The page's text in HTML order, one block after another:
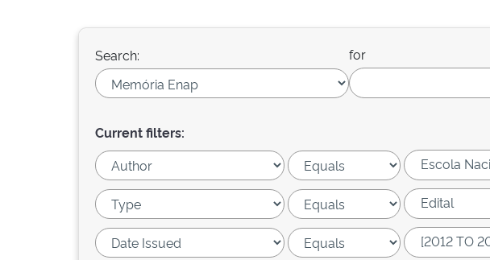
Search: for
Current filters: